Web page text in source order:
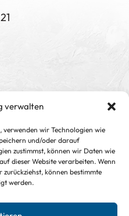
verwalten
verwenden wir Technologien wie
und/oder darauf
zustimmst, können wir Daten wie
dieser Website verarbeiten. Wenn
können bestimmte
werden.